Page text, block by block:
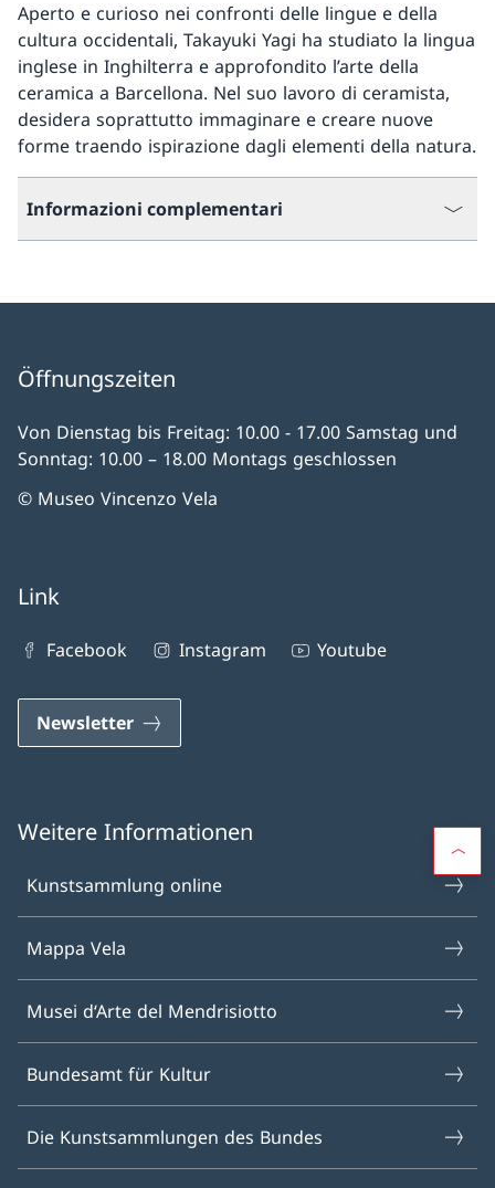
Aperto e curioso nei confronti delle lingue e della
cultura occidentali, Takayuki Yagi ha studiato la lingua
inglese in Inghilterra e approfondito l’arte della
ceramica a Barcellona. Nel suo lavoro di ceramista,
desidera soprattutto immaginare e creare nuove
forme traendo ispirazione dagli elementi della natura.
Informazioni complementari
Öffnungszeiten
Von Dienstag bis Freitag: 10.00 - 17.00 Samstag und
Sonntag: 10.00 – 18.00 Montags geschlossen
© Museo Vincenzo Vela
Link
Facebook Instagram Youtube
Newsletter
Weitere Informationen
Kunstsammlung online
Mappa Vela
Musei d‘Arte del Mendrisiotto
Bundesamt für Kultur
Die Kunstsammlungen des Bundes